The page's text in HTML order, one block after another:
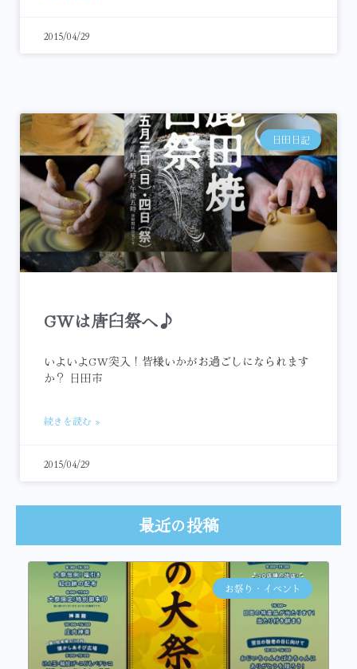
2015/04/29
日田日記
GWは唐臼祭へ♪
いよいよGW突入！皆様いかがお過ごしになられます
か？ 日田市
続きを読む »
2015/04/29
最近の投稿
お祭り・イベント